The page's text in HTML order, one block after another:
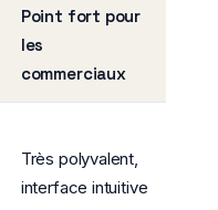
Point fort pour
les
commerciaux
Très polyvalent,
interface intuitive